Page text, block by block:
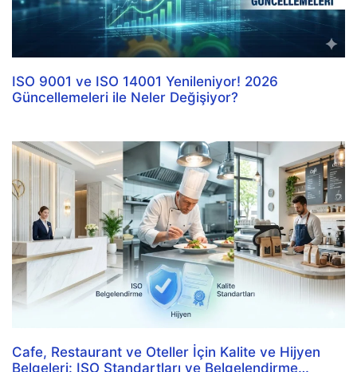
ISO 9001 ve ISO 14001 Yenileniyor! 2026
Güncellemeleri ile Neler Değişiyor?
Cafe, Restaurant ve Oteller İçin Kalite ve Hijyen
Belgeleri: ISO Standartları ve Belgelendirme